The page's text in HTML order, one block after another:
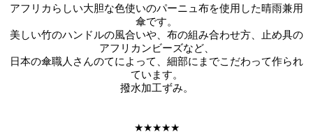
アフリカらしい大胆な色使いのパーニュ布を使用した晴雨兼用
傘です。
美しい竹のハンドルの風合いや、布の組み合わせ方、止め具の
アフリカンビーズなど、
日本の傘職人さんのてによって、細部にまでこだわって作られ
ています。
撥水加工ずみ。
★★★★★